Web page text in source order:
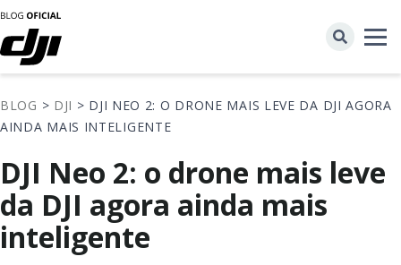
BLOG > DJI > DJI NEO 2: O DRONE MAIS LEVE DA DJI AGORA
AINDA MAIS INTELIGENTE
DJI Neo 2: o drone mais leve
da DJI agora ainda mais
inteligente